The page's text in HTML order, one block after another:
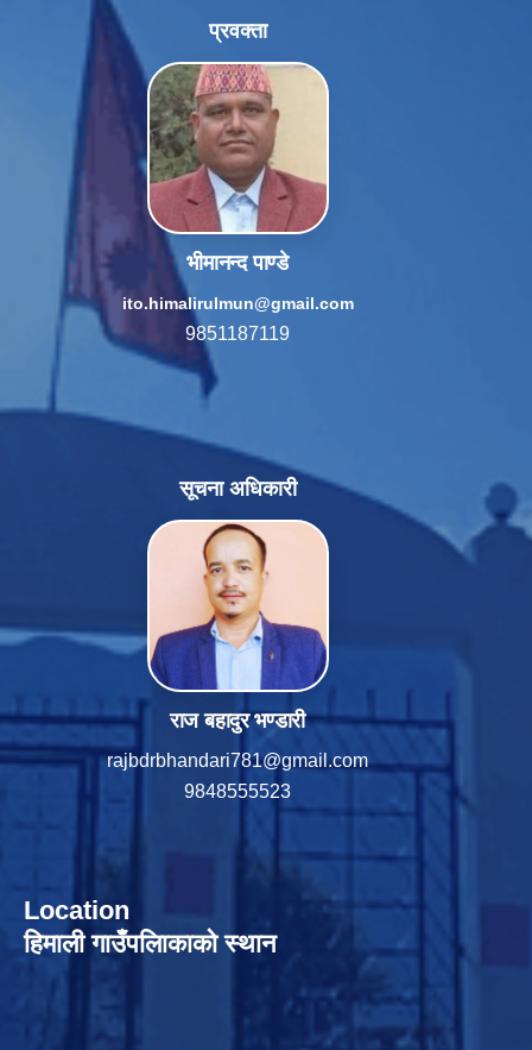
प्रवक्ता
भीमानन्द पाण्डे
ito.himalirulmun@gmail.com
9851187119
सूचना अधिकारी
राज बहादुर भण्डारी
rajbdrbhandari781@gmail.com
9848555523
Location
हिमाली गाउँपलािकाको स्थान